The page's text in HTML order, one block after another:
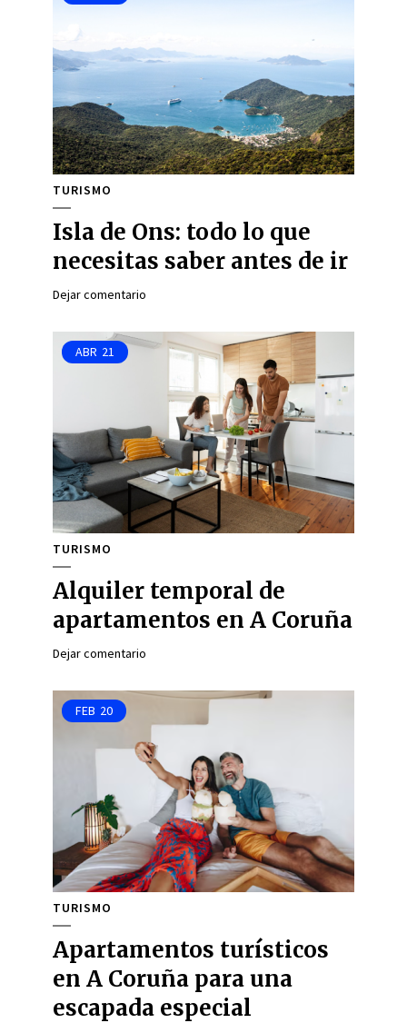
TURISMO
Isla de Ons: todo lo que
necesitas saber antes de ir
Dejar comentario
ABR 21
TURISMO
Alquiler temporal de
apartamentos en A Coruña
Dejar comentario
FEB 20
TURISMO
Apartamentos turísticos
en A Coruña para una
escapada especial